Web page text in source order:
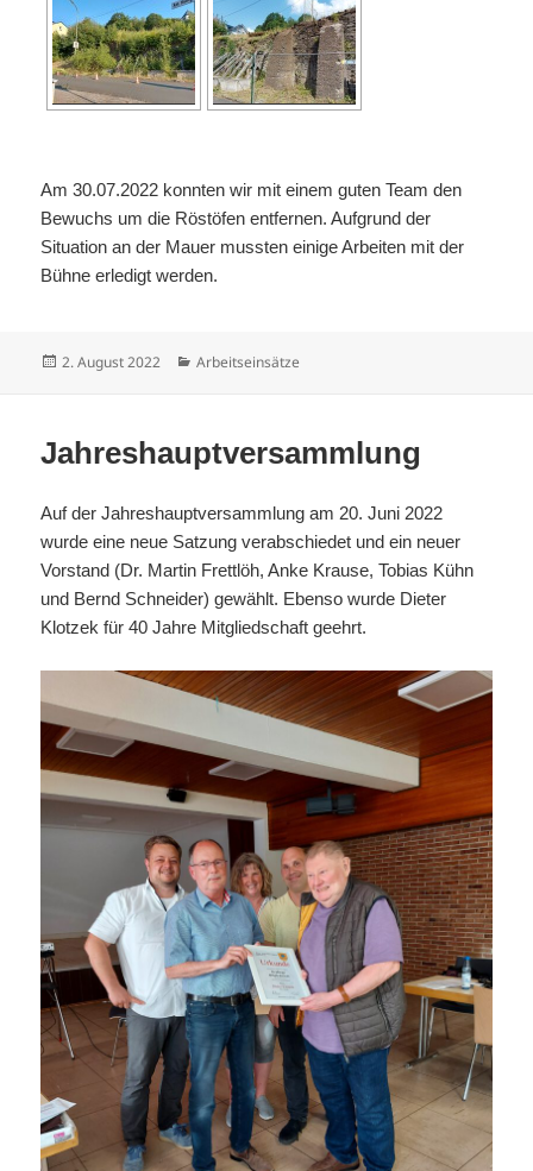
Am 30.07.2022 konnten wir mit einem guten Team den
Bewuchs um die Röstöfen entfernen. Aufgrund der
Situation an der Mauer mussten einige Arbeiten mit der
Bühne erledigt werden.
Veröffentlicht
2. August 2022 Kategorien
Arbeitseinsätze
Jahreshauptversammlung
Auf der Jahreshauptversammlung am 20. Juni 2022
wurde eine neue Satzung verabschiedet und ein neuer
Vorstand (Dr. Martin Frettlöh, Anke Krause, Tobias Kühn
und Bernd Schneider) gewählt. Ebenso wurde Dieter
Klotzek für 40 Jahre Mitgliedschaft geehrt.